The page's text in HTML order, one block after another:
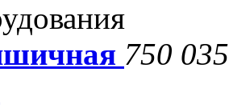
750